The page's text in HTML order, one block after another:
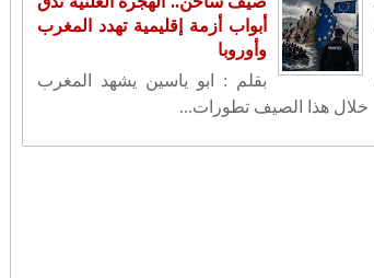
أبواب أزمة إقليمية تهدد المغرب
وأوروبا
بقلم : ابو ياسين يشهد المغرب
خلال هذا الصيف تطورات...